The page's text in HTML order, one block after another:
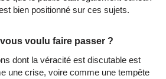
bien positionné sur ces sujets.
voulu faire passer ?
dont la véracité est discutable est
une crise, voire comme une tempête